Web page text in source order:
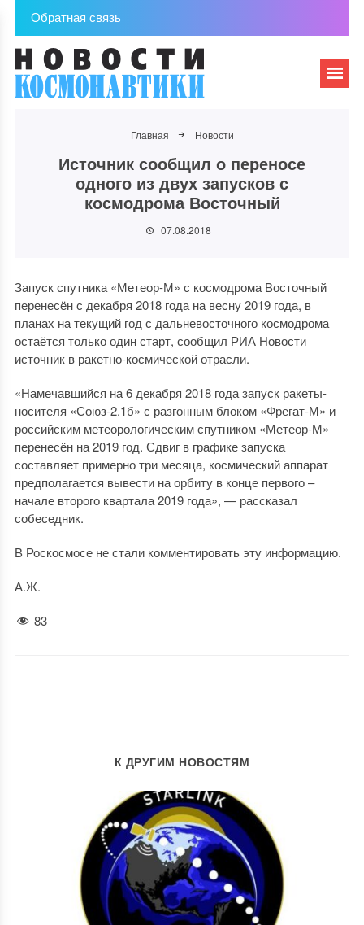
Обратная связь
Главная Новости
Источник сообщил о переносе
одного из двух запусков с
космодрома Восточный
07.08.2018
Запуск спутника «Метеор-М» с космодрома Восточный
перенесён с декабря 2018 года на весну 2019 года, в
планах на текущий год с дальневосточного космодрома
остаётся только один старт, сообщил РИА Новости
источник в ракетно-космической отрасли.
«Намечавшийся на 6 декабря 2018 года запуск ракеты-
носителя «Союз-2.1б» с разгонным блоком «Фрегат-М» и
российским метеорологическим спутником «Метеор-М»
перенесён на 2019 год. Сдвиг в графике запуска
составляет примерно три месяца, космический аппарат
предполагается вывести на орбиту в конце первого –
начале второго квартала 2019 года», — рассказал
собеседник.
В Роскосмосе не стали комментировать эту информацию.
А.Ж.
83
К ДРУГИМ НОВОСТЯМ